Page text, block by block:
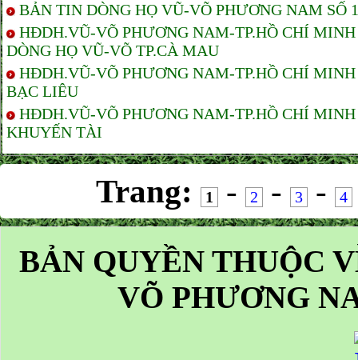
BẢN TIN DÒNG HỌ VŨ-VÕ PHƯƠNG NAM SỐ
HĐDH.VŨ-VÕ PHƯƠNG NAM-TP.HỒ CHÍ
DÒNG HỌ VŨ-VÕ TP.CÀ MAU
HĐDH.VŨ-VÕ PHƯƠNG NAM-TP.HỒ CHÍ
BẠC LIÊU
HĐDH.VŨ-VÕ PHƯƠNG NAM-TP.HỒ CHÍ
KHUYẾN TÀI
Trang: 1 - 2 - 3 - 4
BẢN QUYỀN THUỘC
VÕ PHƯƠNG